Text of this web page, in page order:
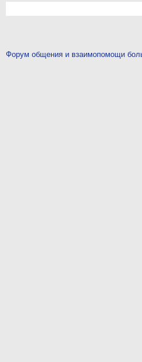
Форум общения и взаимопомощи